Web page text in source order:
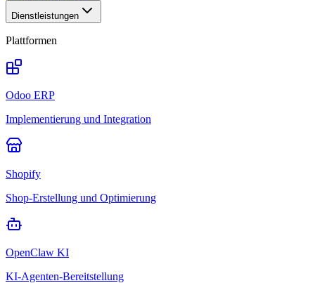
Dienstleistungen
Plattformen
Odoo ERP
Implementierung und Integration
Shopify
Shop-Erstellung und Optimierung
OpenClaw KI
KI-Agenten-Bereitstellung